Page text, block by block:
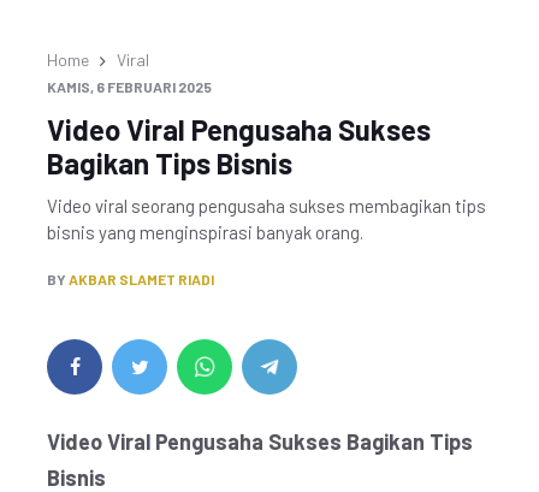
Home Viral
KAMIS, 6 FEBRUARI 2025
Video Viral Pengusaha Sukses
Bagikan Tips Bisnis
Video viral seorang pengusaha sukses membagikan tips
bisnis yang menginspirasi banyak orang.
BY AKBAR SLAMET RIADI
Video Viral Pengusaha Sukses Bagikan Tips
Bisnis